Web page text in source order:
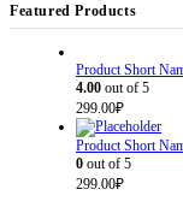
Featured Products
Product Short
4.00 out of 5
299.00₽
Product Short
0 out of 5
299.00₽